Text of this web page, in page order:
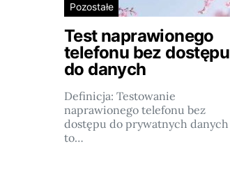
Pozostałe
Test naprawionego
telefonu bez dostępu
do danych
Definicja: Testowanie
naprawionego telefonu bez
dostępu do prywatnych danych
to…